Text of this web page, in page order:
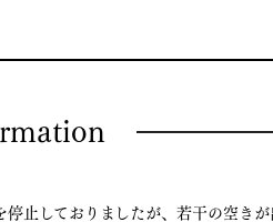
止しておりましたが、若干の空き